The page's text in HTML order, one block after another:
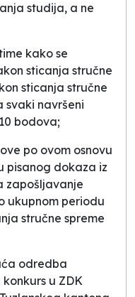
studija, a ne
kako se
sticanja stručne
sticanja stručne
svaki navršeni
bodova;
po ovom osnovu
pisanog dokaza iz
zapošljavanje
ukupnom periodu
stručne spreme
odredba
u ZDK